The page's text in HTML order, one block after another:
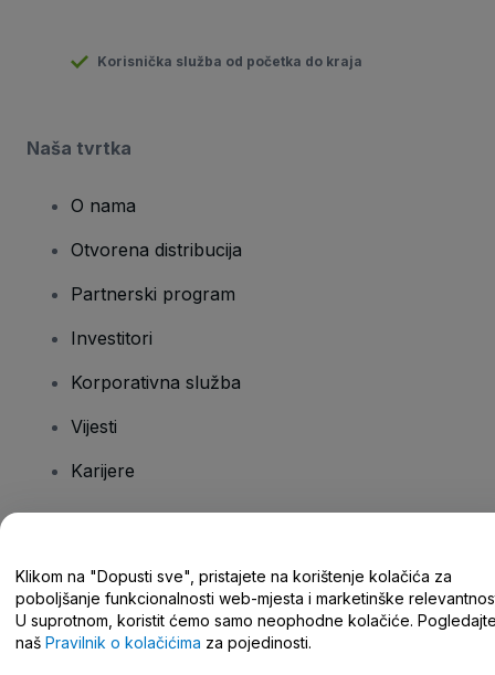
Korisnička služba od početka do kraja
Naša tvrtka
O nama
Otvorena distribucija
Partnerski program
Investitori
Korporativna služba
Vijesti
Karijere
Centar za pomoć/kontaktirajte nas
Klikom na "Dopusti sve", pristajete na korištenje kolačića za
poboljšanje funkcionalnosti web-mjesta i marketinške
U suprotnom, koristit ćemo samo neophodne kolačiće.
naš Pravilnik o kolačićima za pojedinosti.